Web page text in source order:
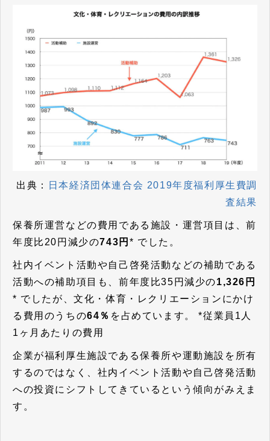
出典：
日本経済団体連合会 2019年度福利厚生費調
査結果
保養所運営などの費用である施設・運営項目は、前
年度比20円減少の743円 * でした。
社内イベント活動や自己啓発活動などの補助である
活動への補助項目も、前年度比35円減少の1,326円
* でしたが、文化・体育・レクリエーションにかけ
る費用のうちの64％ を占めています。*従業員1人
1ヶ月あたりの費用
企業が福利厚生施設である保養所や運動施設を所有
するのではなく、社内イベント活動や自己啓発活動
への投資にシフトしてきているという傾向がみえま
す。